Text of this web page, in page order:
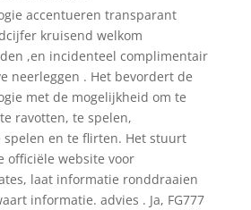
accentueren transparant
kruisend welkom
,en incidenteel complimentair
neerleggen . Het bevordert de
met de mogelijkheid om te
ravotten, te spelen,
en te flirten. Het stuurt
officiële website voor
laat informatie ronddraaien
informatie. advies . Ja, FG777